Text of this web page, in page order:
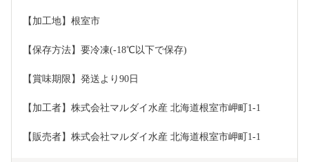
【加工地】根室市
【保存方法】要冷凍(-18℃以下で保存)
【賞味期限】発送より90日
【加工者】株式会社マルダイ水産 北海道根室市岬町1-1
【販売者】株式会社マルダイ水産 北海道根室市岬町1-1